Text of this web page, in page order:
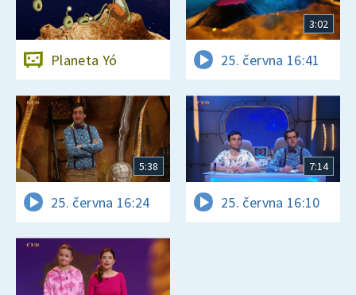
Planeta Yó
3:02
25. června 16:41
5:38
25. června 16:24
7:14
25. června 16:10